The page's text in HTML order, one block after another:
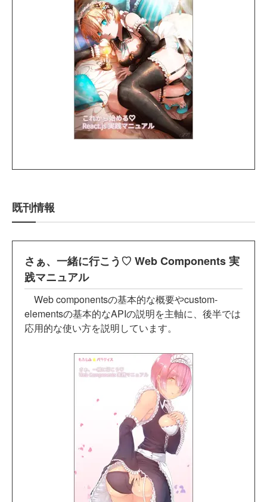
既刊情報
さぁ、一緒に行こう♡ Web Components 実
践マニュアル
Web componentsの基本的な概要やcustom-
elementsの基本的なAPIの説明を主軸に、後半では
応用的な使い方を説明しています。